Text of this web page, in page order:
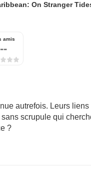
On Stranger
amis
--
autrefois. Leurs
sans scrupule qui
?